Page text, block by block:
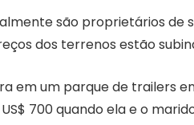
são proprietários de
dos terrenos estão
em um parque de trailers
700 quando ela e o